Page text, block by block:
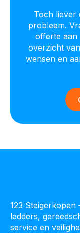
Toch liever
probleem.
offerte aan
overzicht
wensen en
123
ladders,
service en